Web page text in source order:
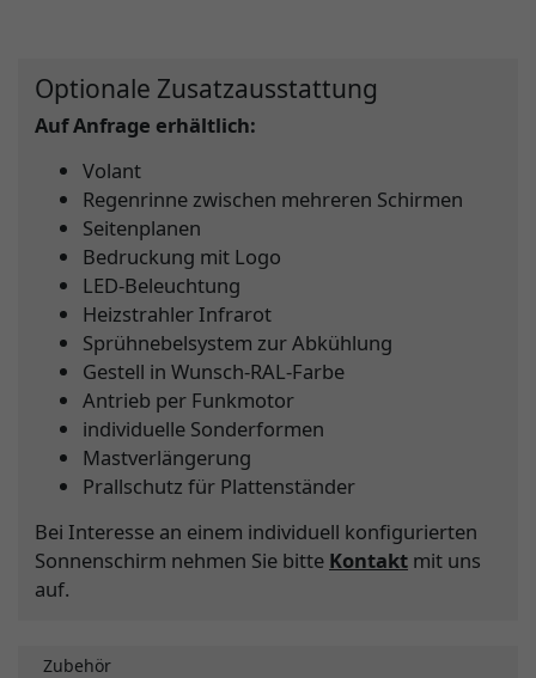
Optionale Zusatzausstattung
Auf Anfrage erhältlich:
Volant
Regenrinne zwischen mehreren Schirmen
Seitenplanen
Bedruckung mit Logo
LED-Beleuchtung
Heizstrahler Infrarot
Sprühnebelsystem zur Abkühlung
Gestell in Wunsch-RAL-Farbe
Antrieb per Funkmotor
individuelle Sonderformen
Mastverlängerung
Prallschutz für Plattenständer
Bei Interesse an einem individuell konfigurierten
Sonnenschirm nehmen Sie bitte Kontakt mit uns
auf.
Zubehör